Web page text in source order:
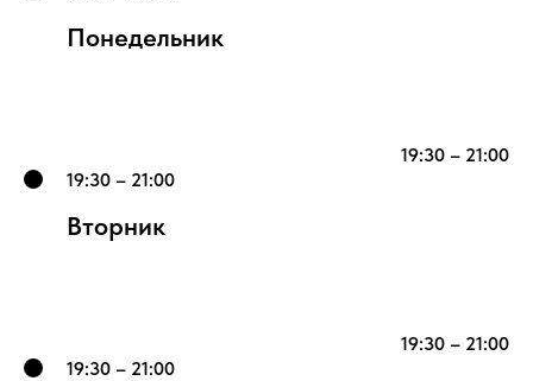
Понедельник
19:30 – 21:00
19:30 – 21:00
Вторник
19:30 – 21:00
19:30 – 21:00